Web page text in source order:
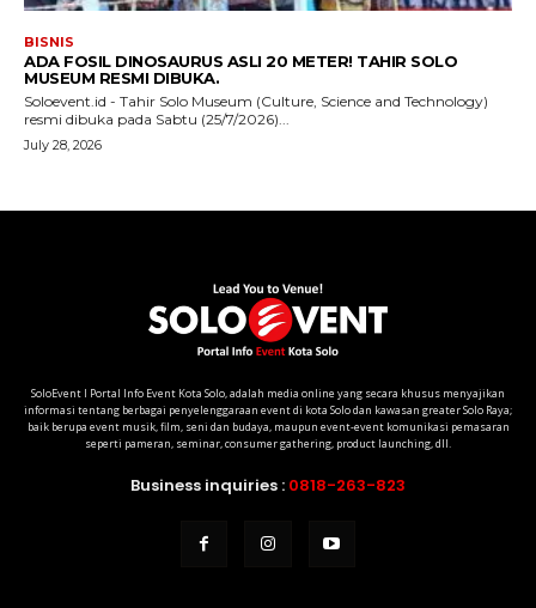
SoloEvent I Portal Info Event Kota Solo, adalah media online yang secara khusus menyajikan
informasi tentang berbagai penyelenggaraan event di kota Solo dan kawasan greater Solo Raya;
baik berupa event musik, film, seni dan budaya, maupun event-event komunikasi pemasaran
seperti pameran, seminar, consumer gathering, product launching, dll.
Business inquiries : 0818-263-823